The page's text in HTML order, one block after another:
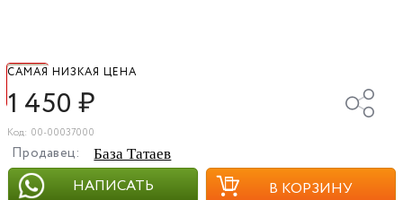
САМАЯ НИЗКАЯ ЦЕНА
1 450₽
Код: 00-00037000
Продавец: База Татаев
НАПИСАТЬ В КОРЗИНУ